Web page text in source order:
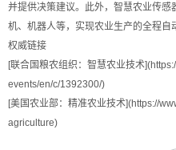
并提供决策建议。此外，智慧农业传
机、机器人等，实现农业生产的全程自
权威链接
[联合国粮农组织：智慧农业技术
events/en/c/1392300/)
[美国农业部：精准农业技术](https://
agriculture)